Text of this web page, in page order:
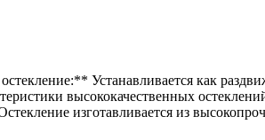
Устанавливается как
высококачественных
изготавливается из